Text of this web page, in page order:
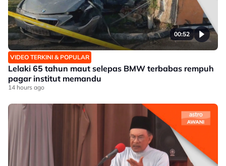
00:52
VIDEO TERKINI & POPULAR
Lelaki 65 tahun maut selepas BMW terbabas rempuh
pagar institut memandu
14 hours ago